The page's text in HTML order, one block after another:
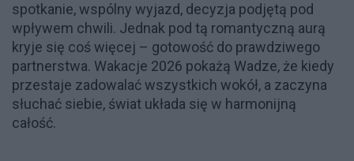
spotkanie, wspólny wyjazd, decyzja podjętą pod
wpływem chwili. Jednak pod tą romantyczną aurą
kryje się coś więcej – gotowość do prawdziwego
partnerstwa. Wakacje 2026 pokażą Wadze, że kiedy
przestaje zadowalać wszystkich wokół, a zaczyna
słuchać siebie, świat układa się w harmonijną
całość.